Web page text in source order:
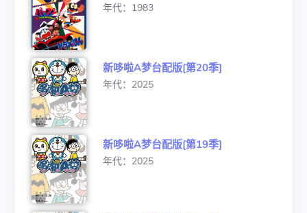
年代：1983
新哆啦A梦台配版[第20季]
年代：2025
新哆啦A梦台配版[第19季]
年代：2025